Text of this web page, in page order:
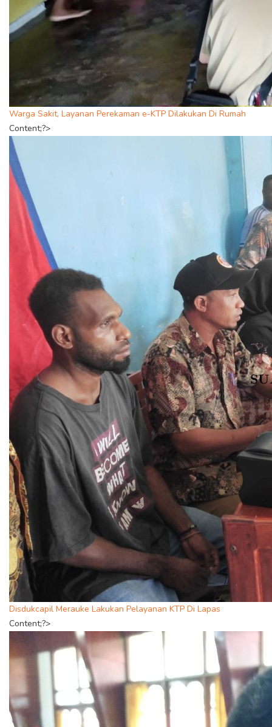
Warga Sakit, Layanan Perekaman e-KTP Dilakukan Di Rumah
Content;?>
Disdukcapil Merauke Lakukan Pelayanan KTP Di Lapas
Content;?>